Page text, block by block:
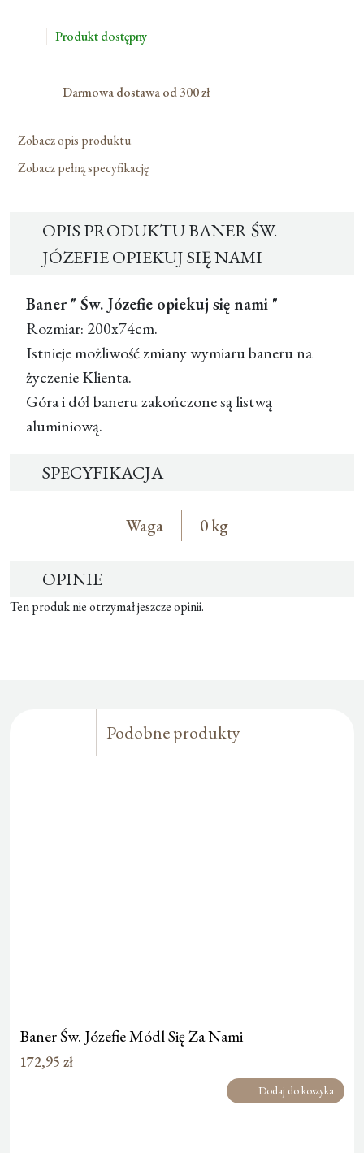
Opiekuj
Produkt dostępny
Darmowa dostawa od 300 zł
Zobacz opis produktu
Zobacz pełną specyfikację
OPIS PRODUKTU BANER ŚW.
JÓZEFIE OPIEKUJ SIĘ NAMI
Baner " Św. Józefie opiekuj się nami "
Rozmiar: 200x74cm.
Istnieje możliwość zmiany wymiaru baneru na
życzenie Klienta.
Góra i dół baneru zakończone są listwą
aluminiową.
SPECYFIKACJA
Waga 0 kg
OPINIE
Ten produk nie otrzymał jeszcze opinii.
Podobne produkty
Baner Św. Józefie Módl Się Za Nami
172,95 zł
Dodaj do koszyka